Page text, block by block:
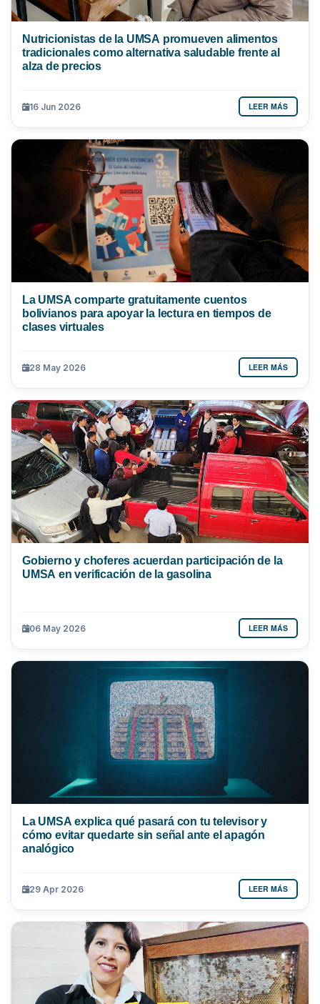
Nutricionistas de la UMSA promueven alimentos
tradicionales como alternativa saludable frente al
alza de precios
16 Jun 2026 LEER MÁS
La UMSA comparte gratuitamente cuentos
bolivianos para apoyar la lectura en tiempos de
clases virtuales
28 May 2026 LEER MÁS
Gobierno y choferes acuerdan participación de la
UMSA en verificación de la gasolina
06 May 2026 LEER MÁS
La UMSA explica qué pasará con tu televisor y
cómo evitar quedarte sin señal ante el apagón
analógico
29 Apr 2026 LEER MÁS